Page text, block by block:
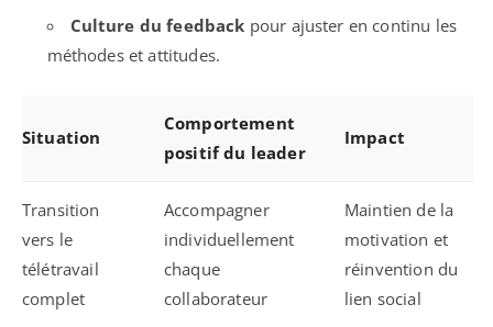
Culture du feedback pour ajuster en continu les
méthodes et attitudes.
Situation
Comportement
positif du leader
Impact
Transition
vers le
télétravail
complet
Accompagner
individuellement
chaque
collaborateur
Maintien de la
motivation et
réinvention du
lien social